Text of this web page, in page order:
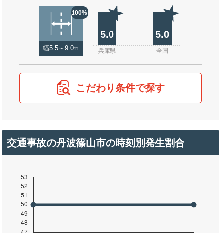
100%
幅5.5～9.0m
5.0 5.0
兵庫県 全国
こだわり条件で探す
交通事故の丹波篠山市の時刻別発生割合